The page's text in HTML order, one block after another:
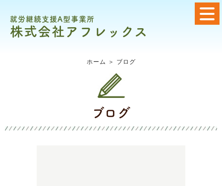
就労継続支援A型事業所
株式会社アフレックス
ホーム ＞ ブログ
ブログ